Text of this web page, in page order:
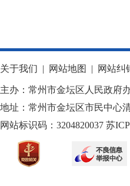
关于我们 | 网站地图 | 网站纠
主办：常州市金坛区人民政府
地址：常州市金坛区市民中心
网站标识码：3204820037 苏